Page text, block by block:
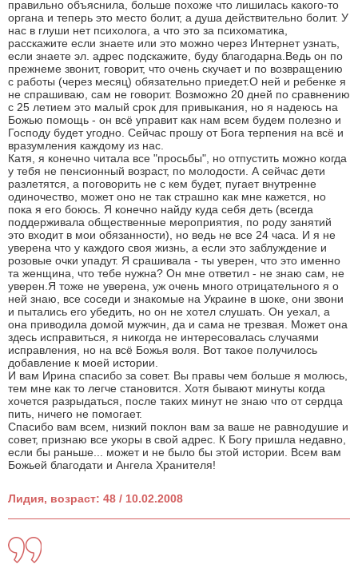
правильно объяснила, больше похоже что лишилась какого-то
органа и теперь это место болит, а душа действительно болит. У
нас в глуши нет психолога, а что это за психоматика,
расскажите если знаете или это можно через Интернет узнать,
если знаете эл. адрес подскажите, буду благодарна.Ведь он по
прежнеме звонит, говорит, что очень скучает и по возвращению
с работы (через месяц) обязательно приедет.О ней и ребенке я
не спрашиваю, сам не говорит. Возможно 20 дней по сравнению
с 25 летием это малый срок для привыкания, но я надеюсь на
Божью помощь - он всё управит как нам всем будем полезно и
Господу будет угодно. Сейчас прошу от Бога терпения на всё и
вразумления каждому из нас.
Катя, я конечно читала все "просьбы", но отпустить можно когда
у тебя не пенсионный возраст, по молодости. А сейчас дети
разлетятся, а поговорить не с кем будет, пугает внутренне
одиночество, может оно не так страшно как мне кажется, но
пока я его боюсь. Я конечно найду куда себя деть (всегда
поддерживала общественные мероприятия, по роду занятий
это входит в мои обязанности), но ведь не все 24 часа. И я не
уверена что у каждого своя жизнь, а если это заблуждение и
розовые очки упадут. Я срашивала - ты уверен, что это именно
та женщина, что тебе нужна? Он мне ответил - не знаю сам, не
уверен.Я тоже не уверена, уж очень много отрицательного я о
ней знаю, все соседи и знакомые на Украине в шоке, они звони
и пытались его убедить, но он не хотел слушать. Он уехал, а
она приводила домой мужчин, да и сама не трезвая. Может она
здесь исправиться, я никогда не интересовалась случаями
исправления, но на всё Божья воля. Вот такое получилось
добавление к моей истории.
И вам Ирина спасибо за совет. Вы правы чем больше я молюсь,
тем мне как то легче становится. Хотя бывают минуты когда
хочется разрыдаться, после таких минут не знаю что от сердца
пить, ничего не помогает.
Спасибо вам всем, низкий поклон вам за ваше не равнодушие и
совет, признаю все укоры в свой адрес. К Богу пришла недавно,
если бы раньше... может и не было бы этой истории. Всем вам
Божьей благодати и Ангела Хранителя!
Лидия, возраст: 48 / 10.02.2008